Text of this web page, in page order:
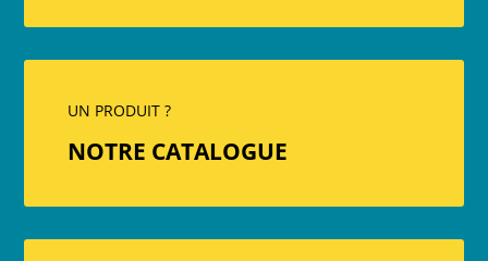
UN PRODUIT ?
NOTRE CATALOGUE